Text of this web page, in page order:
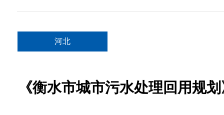
河北
《衡水市城市污水处理回用规